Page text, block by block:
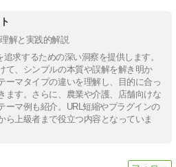
解と実践的解説
求するための深い洞察を提供します。
て、シンプルの本質や誤解を解き明か
ーマタイプの違いを理解し、目的に合っ
ます。さらに、農業や介護、店舗向けな
ーマ例も紹介。URL短縮やプラグインの
ら上級者まで役立つ内容となっていま